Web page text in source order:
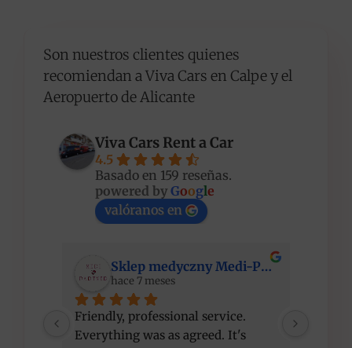
Son nuestros clientes quienes
recomiendan a Viva Cars en Calpe y el
Aeropuerto de Alicante
Viva Cars Rent a Car
4.5
Basado en 159 reseñas.
powered byGoogle
valóranos en
Sklep medyczny Medi-Partner
hace 7 meses
Friendly, professional service.
Everything was as agreed. It's